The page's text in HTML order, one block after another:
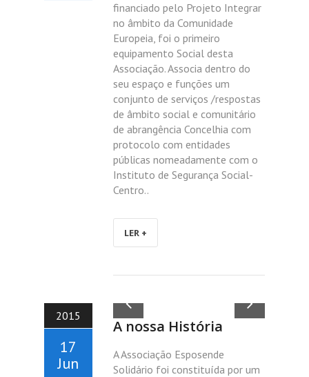
financiado pelo Projeto Integrar
no âmbito da Comunidade
Europeia, foi o primeiro
equipamento Social desta
Associação. Associa dentro do
seu espaço e funções um
conjunto de serviços /respostas
de âmbito social e comunitário
de abrangência Concelhia com
protocolo com entidades
públicas nomeadamente com o
Instituto de Segurança Social-
Centro..
LER +
2015
17
Jun
A nossa História
A Associação Esposende
Solidário foi constituída por um